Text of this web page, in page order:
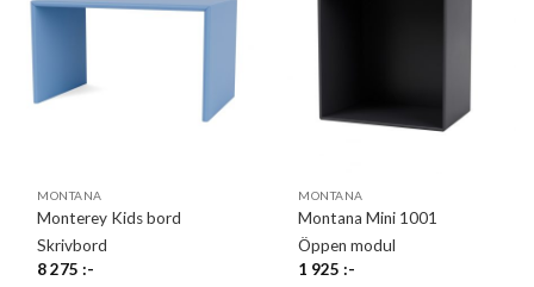
MONTANA
Monterey Kids bord
Skrivbord
8 275:-
MONTANA
Montana Mini 1001
Öppen modul
1 925:-